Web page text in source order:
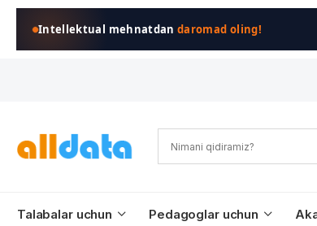
Intellektual mehnatdandaromad oling!
Talabalar uchun Pedagoglar uchun